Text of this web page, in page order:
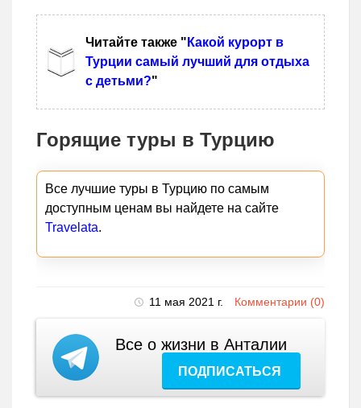
Читайте также " Какой курорт в
Турции самый лучший для отдыха
с детьми?"
Горящие туры в Турцию
Все лучшие туры в Турцию по самым
доступным ценам вы найдете на сайте
Travelata.
11 мая 2021 г. Комментарии (0)
Все о жизни в Анталии
ПОДПИСАТЬСЯ